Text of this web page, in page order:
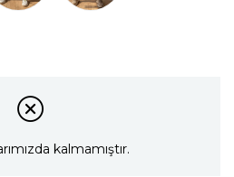
kalmamıştır.